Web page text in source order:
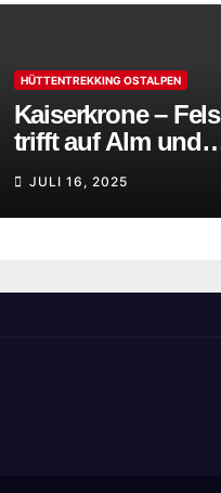
HÜTTENTREKKING OSTALPEN
Kaiserkrone – Fels
trifft auf Alm und
JULI 16, 2025